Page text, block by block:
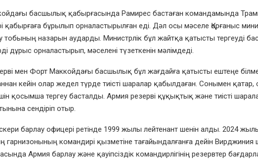
басшылық қабырғасында Рамирес бастаған командамында Трамп
қабырғаға бұрылып орналастырылған еді. Дәл осы мәселе Қорғаныс
тобының назарын аударды. Министрлік бұл жайтқа қатысты тергеуді
дұрыс орналастырып, мәселені түзеткенін мәлімдеді.
мен Форт Маккойдағы басшылық бұл жағдайға қатысты ештеңе
кейін олар жедел түрде тиісті шаралар қабылдаған. Сонымен
қосымша тергеу басталды. Армия резерві құқықтық және тиісті
сендіріп отыр.
барлау офицері ретінде 1999 жылы лейтенант шенін алды. 2024
гарнизонының командирі қызметіне тағайындалғанға дейін
Армия барлау және қауіпсіздік командирлігінің резервтер